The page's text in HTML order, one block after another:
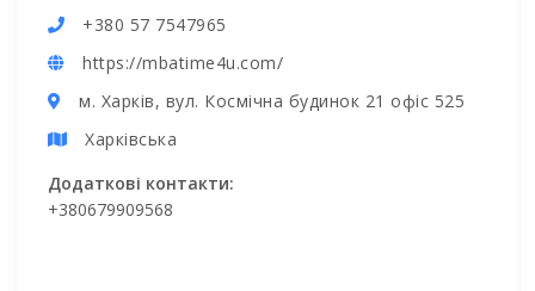
+380 57 7547965
https://mbatime4u.com/
м. Харків, вул. Космічна будинок 21 офіс 525
Харківська
Додаткові контакти:
+380679909568